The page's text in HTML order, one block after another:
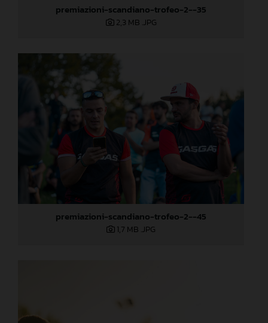
premiazioni-scandiano-trofeo-2--35
2,3 MB .JPG
premiazioni-scandiano-trofeo-2--45
1,7 MB .JPG